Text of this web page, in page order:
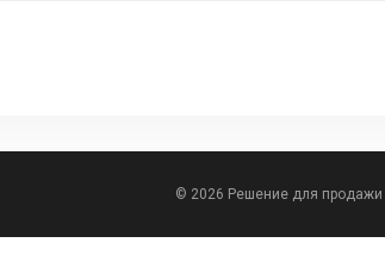
© 2026 Решение для продажи